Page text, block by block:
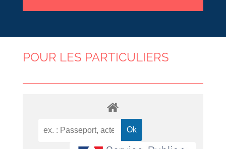
POUR LES PARTICULIERS